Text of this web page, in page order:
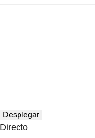
Desplegar
Directo